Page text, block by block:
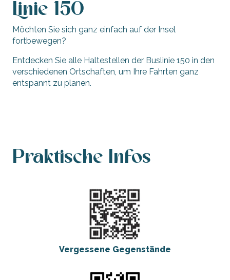
Linie 150
Möchten Sie sich ganz einfach auf der Insel
fortbewegen?
Entdecken Sie alle Haltestellen der Buslinie 150 in den
verschiedenen Ortschaften, um Ihre Fahrten ganz
entspannt zu planen.
Praktische Infos
Vergessene Gegenstände